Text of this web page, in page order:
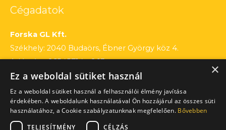
Cégadatok
Forska GL Kft.
Székhely: 2040 Budaörs, Ébner György köz 4.
Adószám: 26545714 – 2 13
Cégjegyzékszám: 13 – 09 – 195803
Számlaszám: 12010154 – 01660751 – 00100001
×
Ez a weboldal sütiket használ
Ez a weboldal sütiket használ a felhasználói élmény javítása
érdekében. A weboldalunk használatával Ön hozzájárul az összes süti
használatához, a Cookie szabályzatunknak megfelelően. Bővebben
TELJESÍTMÉNY
CÉLZÁS